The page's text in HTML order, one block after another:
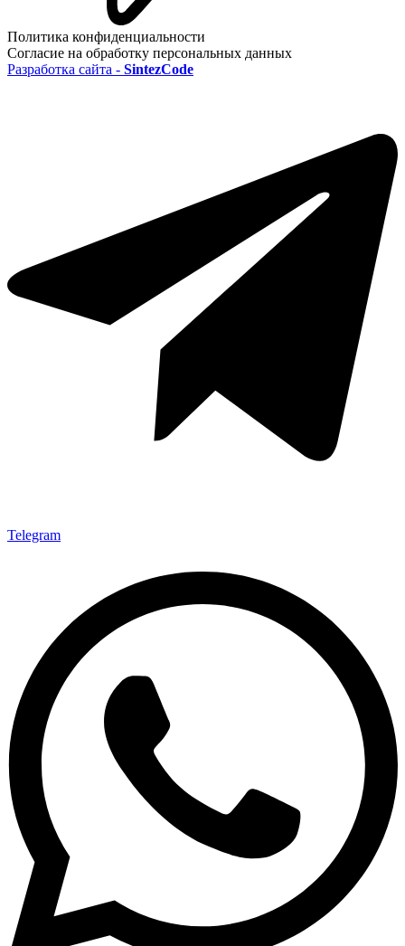
Политика конфиденциальности
Согласие на обработку персональных данных
Разработка сайта - SintezCode
Telegram